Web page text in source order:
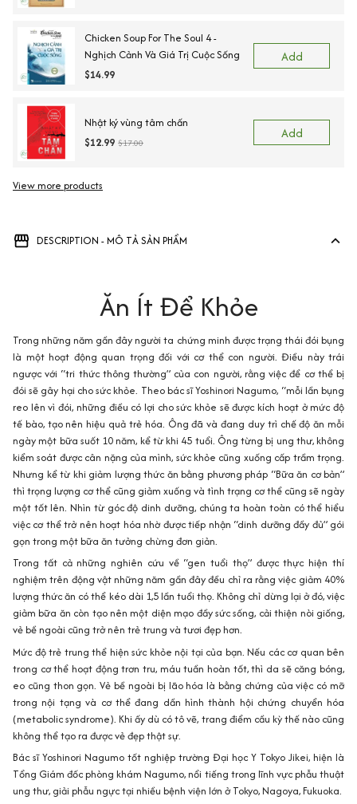
Chicken Soup For The Soul 4 -
Nghịch Cảnh Và Giá Trị Cuộc Sống
$14.99
Add
Nhật ký vùng tâm chấn
$12.99 $17.00
Add
View more products
DESCRIPTION - MÔ TẢ SẢN PHẨM
Ăn Ít Để Khỏe
Trong những năm gần đây người ta chứng minh được trạng thái đói bụng
là một hoạt động quan trọng đối với cơ thể con người. Điều này trái
ngược với “tri thức thông thường” của con người, rằng việc để cơ thể bị
đói sẽ gây hại cho sức khỏe. Theo bác sĩ Yoshinori Nagumo, “mỗi lần bụng
reo lên vì đói, những điều có lợi cho sức khỏe sẽ được kích hoạt ở mức độ
tế bào, tạo nên hiệu quả trẻ hóa. Ông đã và đang duy trì chế độ ăn mỗi
ngày một bữa suốt 10 năm, kể từ khi 45 tuổi. Ông từng bị ung thư, không
kiểm soát được cân nặng của mình, sức khỏe cũng xuống cấp trầm trọng.
Nhưng kể từ khi giảm lượng thức ăn bằng phương pháp “Bữa ăn cơ bản”
thì trọng lượng cơ thể cũng giảm xuống và tình trạng cơ thể cũng sẽ ngày
một tốt lên. Nhìn từ góc độ dinh dưỡng, chúng ta hoàn toàn có thể hiểu
việc cơ thể trở nên hoạt hóa nhờ được tiếp nhận “dinh dưỡng đầy đủ” gói
gọn trong một bữa ăn tưởng chừng đơn giản.
Trong tất cả những nghiên cứu về “gen tuổi thọ” được thực hiện thí
nghiệm trên động vật những năm gần đây đều chỉ ra rằng việc giảm 40%
lượng thức ăn có thể kéo dài 1,5 lần tuổi thọ. Không chỉ dừng lại ở đó, việc
giảm bữa ăn còn tạo nên một diện mạo đầy sức sống, cải thiện nòi giống,
vẻ bề ngoài cũng trở nên trẻ trung và tươi đẹp hơn.
Mức độ trẻ trung thể hiện sức khỏe nội tại của bạn. Nếu các cơ quan bên
trong cơ thể hoạt động trơn tru, máu tuần hoàn tốt, thì da sẽ căng bóng,
eo cũng thon gọn. Vẻ bề ngoài bị lão hóa là bằng chứng của việc có mỡ
trong nội tạng và cơ thể đang dần hình thành hội chứng chuyển hóa
(metabolic syndrome). Khi ấy dù có tô vẽ, trang điểm cầu kỳ thế nào cũng
không thể tạo ra được vẻ đẹp thật sự.
Bác sĩ Yoshinori Nagumo tốt nghiệp trường Đại học Y Tokyo Jikei, hiện là
Tổng Giám đốc phòng khám Nagumo, nổi tiếng trong lĩnh vực phẫu thuật
ung thư, giải phẫu ngực tại nhiều bệnh viện lớn ở Tokyo, Nagoya, Fukuoka.